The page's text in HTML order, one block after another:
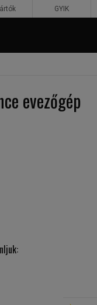
evezőgép
GYIK